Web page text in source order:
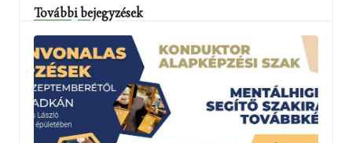
További bejegyzések